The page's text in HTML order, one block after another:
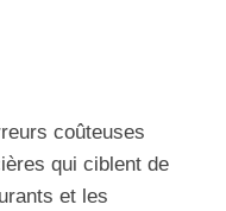
coûteuses
qui ciblent de
et les